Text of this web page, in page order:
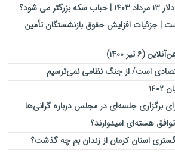
شود؟
| جزئیات افزایش حقوق بازنشستگان تأمین
تیر ۱۴۰۰)
است/ از جنگ نظامی نمی‌ترسیم
هسته‌ای امیدوارند؟
استان کرمان از زندان بم چه گذشت؟